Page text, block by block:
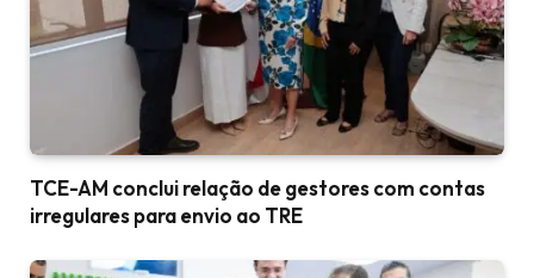
TCE-AM conclui relação de gestores com contas
irregulares para envio ao TRE